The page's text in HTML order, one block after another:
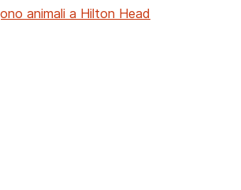
animali a Hilton Head